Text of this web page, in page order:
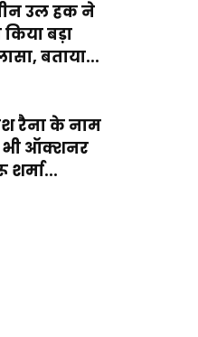
उल हक ने
बड़ा
बताया...
रैना के नाम
भी ऑक्शनर
शर्मा...